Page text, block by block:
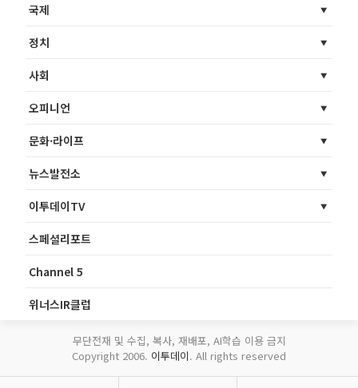
국제
정치
사회
오피니언
문화·라이프
뉴스발전소
이투데이TV
스페셜리포트
Channel 5
위너스IR클럽
무단전재 및 수집, 복사, 재배포, AI학습 이용 금지
Copyright 2006. 이투데이. All rights reserved